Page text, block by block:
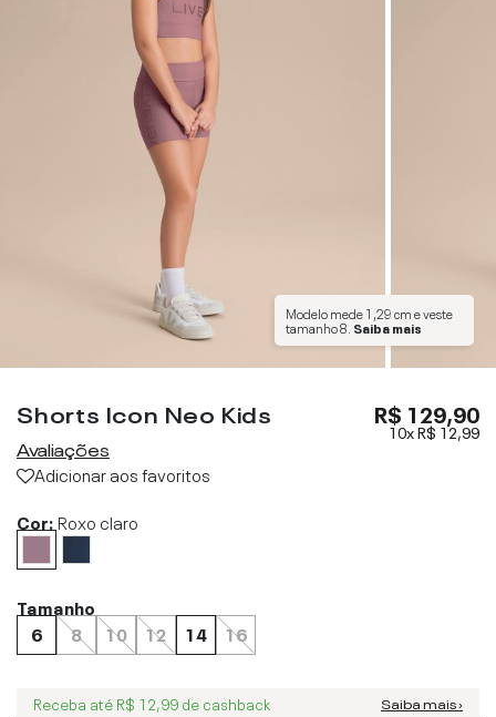
Modelo mede1,29 cme veste
tamanho8 Saiba mais
Shorts Icon Neo Kids
Avaliações
Adicionar aos favoritos
R$ 129,90
10xR$ 12,99
Cor:Roxo claro
Tamanho
6
8 10 12 14 16
Receba até R$ 12,99 de cashback Saiba mais ›